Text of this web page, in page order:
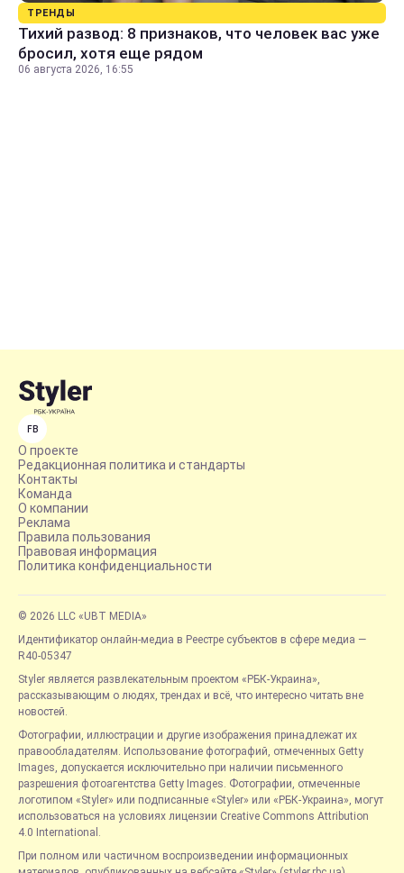
ТРЕНДЫ
Тихий развод: 8 признаков, что человек вас уже
бросил, хотя еще рядом
06 августа 2026, 16:55
FB
О проекте
Редакционная политика и стандарты
Контакты
Команда
О компании
Реклама
Правила пользования
Правовая информация
Политика конфиденциальности
© 2026 LLC «UBT MEDIA»
Идентификатор онлайн-медиа в Реестре субъектов в сфере медиа —
R40-05347
Styler является развлекательным проектом «РБК-Украина»,
рассказывающим о людях, трендах и всё, что интересно читать вне
новостей.
Фотографии, иллюстрации и другие изображения принадлежат их
правообладателям. Использование фотографий, отмеченных Getty
Images, допускается исключительно при наличии письменного
разрешения фотоагентства Getty Images. Фотографии, отмеченные
логотипом «Styler» или подписанные «Styler» или «РБК-Украина», могут
использоваться на условиях лицензии Creative Commons Attribution
4.0 International.
При полном или частичном воспроизведении информационных